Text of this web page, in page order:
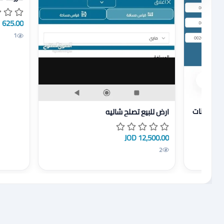
لاصحاب الاسكاناتعرض تفاصيل ارض للبيع تصلح شاليه
ارض للبيع تصلح شاليه
12,500.00 JOD
2
625.00 JOD
1